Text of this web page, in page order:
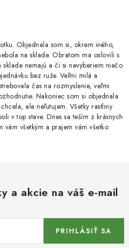
Objednala som si, okrem iného,
na sklade. Obratom ma oslovili s
nemajú a či si nevyberiem niečo
bez ruže. Veľmi milá a
čas na rozmyslenie, veľmi
Nakoniec som si objednala
ale neľutujem. Všetky rastliny
v top stave. Dnes sa teším z krásnych
vám všetkým a prajem vám všetko
a akcie na váš e-mail
PRIHLÁSIŤ SA